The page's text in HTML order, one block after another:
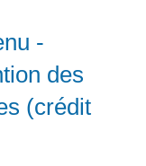
-
des
(crédit